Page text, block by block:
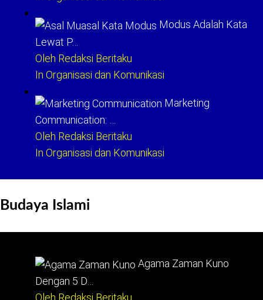
Modus Adalah Kata
Lewat P…
Oleh Redaksi Beritaku
In Organisasi dan Komunikasi
Marketing
Communication: …
Oleh Redaksi Beritaku
In Organisasi dan Komunikasi
Budaya Islami
Agama Zaman Kuno
Dengan 5 D…
Oleh Redaksi Beritaku